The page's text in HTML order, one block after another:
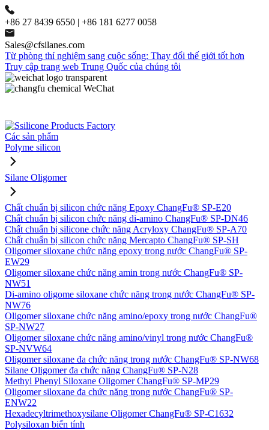
+86 27 8439 6550 | +86 181 6277 0058
Sales@cfsilanes.com
Từ phòng thí nghiệm sang cuộc sống: Thay đổi thế giới tốt hơn
Truy cập trang web Trung Quốc của chúng tôi
Các sản phẩm
Polyme silicon
Silane Oligomer
Chất chuẩn bị silicon chức năng Epoxy ChangFu® SP-E20
Chất chuẩn bị silicon chức năng di-amino ChangFu® SP-DN46
Chất chuẩn bị silicone chức năng Acryloxy ChangFu® SP-A70
Chất chuẩn bị silicon chức năng Mercapto ChangFu® SP-SH
Oligomer siloxane chức năng epoxy trong nước ChangFu® SP-
EW29
Oligomer siloxane chức năng amin trong nước ChangFu® SP-
NW51
Di-amino oligome siloxane chức năng trong nước ChangFu® SP-
NW76
Oligomer siloxane chức năng amino/epoxy trong nước ChangFu®
SP-NW27
Oligomer siloxane chức năng amino/vinyl trong nước ChangFu®
SP-NVW64
Oligomer siloxane đa chức năng trong nước ChangFu® SP-NW68
Silane Oligomer đa chức năng ChangFu® SP-N28
Methyl Phenyl Siloxane Oligomer ChangFu® SP-MP29
Oligomer siloxane đa chức năng trong nước ChangFu® SP-
ENW22
Hexadecyltrimethoxysilane Oligomer ChangFu® SP-C1632
Polysiloxan biến tính